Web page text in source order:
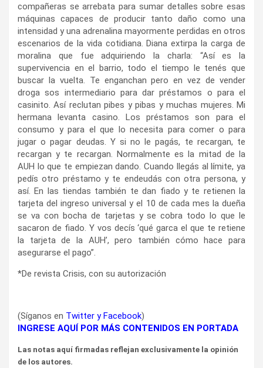
compañeras se arrebata para sumar detalles sobre esas
máquinas capaces de producir tanto daño como una
intensidad y una adrenalina mayormente perdidas en otros
escenarios de la vida cotidiana. Diana extirpa la carga de
moralina que fue adquiriendo la charla: “Así es la
supervivencia en el barrio, todo el tiempo le tenés que
buscar la vuelta. Te enganchan pero en vez de vender
droga sos intermediario para dar préstamos o para el
casinito. Así reclutan pibes y pibas y muchas mujeres. Mi
hermana levanta casino. Los préstamos son para el
consumo y para el que lo necesita para comer o para
jugar o pagar deudas. Y si no le pagás, te recargan, te
recargan y te recargan. Normalmente es la mitad de la
AUH lo que te empiezan dando. Cuando llegás al límite, ya
pedís otro préstamo y te endeudás con otra persona, y
así. En las tiendas también te dan fiado y te retienen la
tarjeta del ingreso universal y el 10 de cada mes la dueña
se va con bocha de tarjetas y se cobra todo lo que le
sacaron de fiado. Y vos decís ‘qué garca el que te retiene
la tarjeta de la AUH’, pero también cómo hace para
asegurarse el pago”.
*De revista Crisis, con su autorización
(Síganos en Twitter yFacebook)
INGRESE AQUÍ POR MÁS CONTENIDOS EN PORTADA
Las notas aquí firmadas reflejan exclusivamente la opinión
de los autores.